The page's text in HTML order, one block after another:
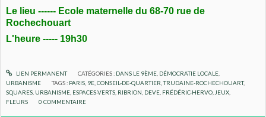
Le lieu ------ Ecole maternelle du 68-70 rue de
Rochechouart
L'heure ----- 19h30
LIEN PERMANENT CATÉGORIES : DANS LE 9ÈME, DÉMOCRATIE LOCALE,
URBANISME
TAGS : PARIS 9E ,CONSEIL-DE-QUARTIER ,TRUDAINE-ROCHECHOUART,
SQUARES URBANISME ESPACES-VERTS RIBRION DEVE FRÉDÉRIC-HERVO JEUX
FLEURS
0 COMMENTAIRE